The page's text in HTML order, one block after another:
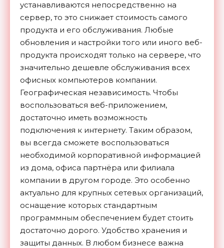
устанавливаются непосредственно на
сервер, то это снижает стоимость самого
продукта и его обслуживания. Любые
обновления и настройки того или иного веб-
продукта происходят только на сервере, что
значительно дешевле обслуживания всех
офисных компьютеров компании.
Географическая независимость. Чтобы
воспользоваться веб-приложением,
достаточно иметь возможность
подключения к интернету. Таким образом,
вы всегда сможете воспользоваться
необходимой корпоративной информацией
из дома, офиса партнёра или филиала
компании в другом городе. Это особенно
актуально для крупных сетевых организаций,
оснащение которых стандартным
программным обеспечением будет стоить
достаточно дорого. Удобство хранения и
защиты данных. В любом бизнесе важна